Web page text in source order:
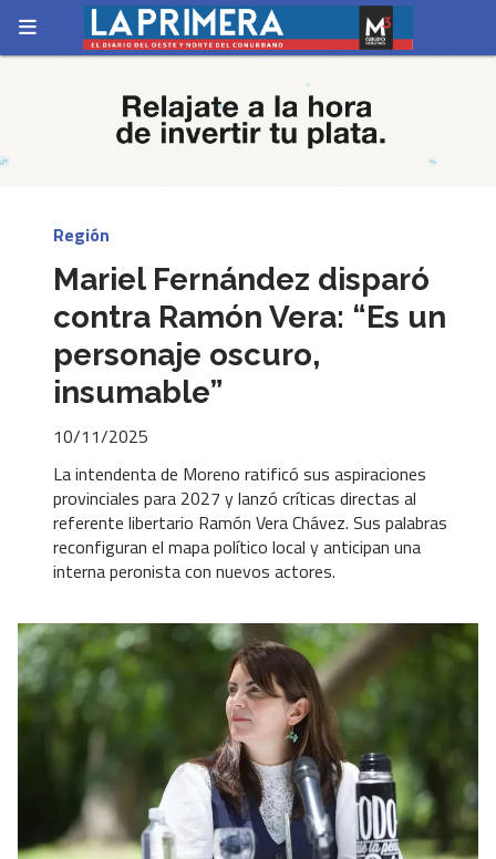
Mariel Fernández disparó
contra Ramón Vera: “Es un
personaje oscuro,
insumable”
La intendenta de Moreno ratificó sus aspiraciones
provinciales para 2027 y lanzó críticas directas al
referente libertario Ramón Vera Chávez. Sus palabras
reconfiguran el mapa político local y anticipan una
interna peronista con nuevos actores.
Región
10/11/2025